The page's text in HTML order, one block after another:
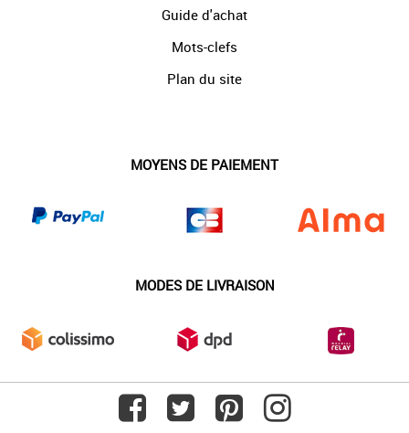
Guide d'achat
Mots-clefs
Plan du site
MOYENS DE PAIEMENT
MODES DE LIVRAISON